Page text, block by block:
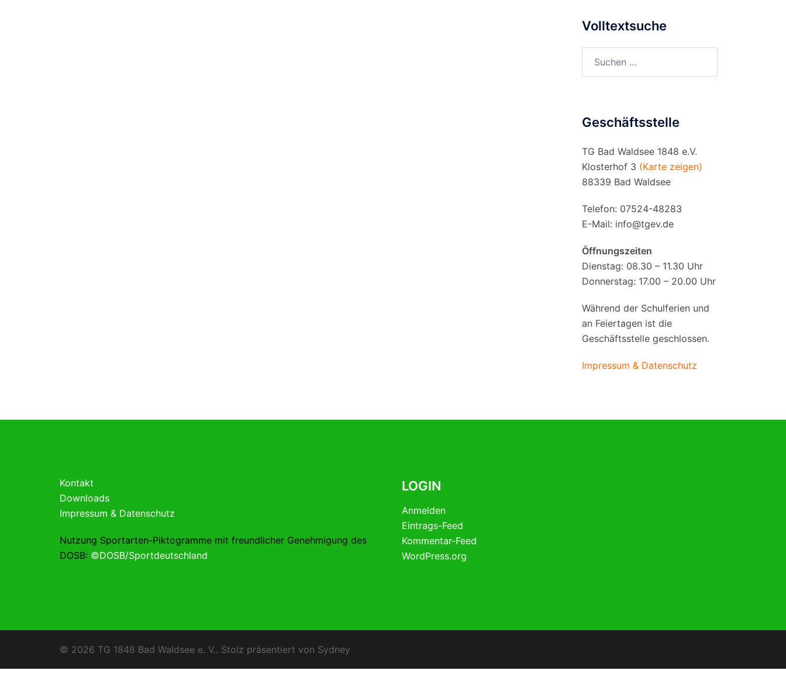
Volltextsuche
nach:
Geschäftsstelle
TG Bad Waldsee 1848 e.V.
Klosterhof 3 (Karte zeigen)
88339 Bad Waldsee
Telefon: 07524-48283
E-Mail: info@tgev.de
Öffnungszeiten
Dienstag: 08.30 – 11.30 Uhr
Donnerstag: 17.00 – 20.00 Uhr
Während der Schulferien und
an Feiertagen ist die
Geschäftsstelle geschlossen.
Impressum & Datenschutz
Kontakt
Downloads
Impressum & Datenschutz
Nutzung Sportarten-Piktogramme mit freundlicher Genehmigung des
DOSB: ©DOSB/Sportdeutschland
LOGIN
Anmelden
Eintrags-Feed
Kommentar-Feed
WordPress.org
© 2026 TG 1848 Bad Waldsee e. V.. Stolz präsentiert von Sydney